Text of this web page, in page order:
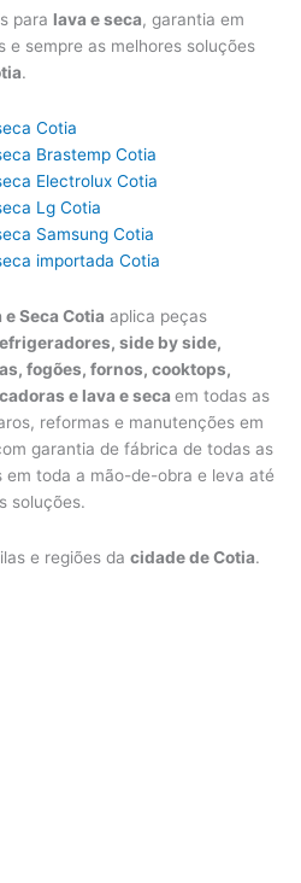
para lava e seca, garantia em
e sempre as melhores soluções
.
Cotia
Brastemp Cotia
Electrolux Cotia
Lg Cotia
Samsung Cotia
importada Cotia
Seca Cotia aplica peças
side by side,
fogões, fornos, cooktops,
e lava e secaem todas as
reformas e manutenções em
garantia de fábrica de todas as
em toda a mão-de-obra e leva até
soluções.
e regiões dacidade de Cotia.